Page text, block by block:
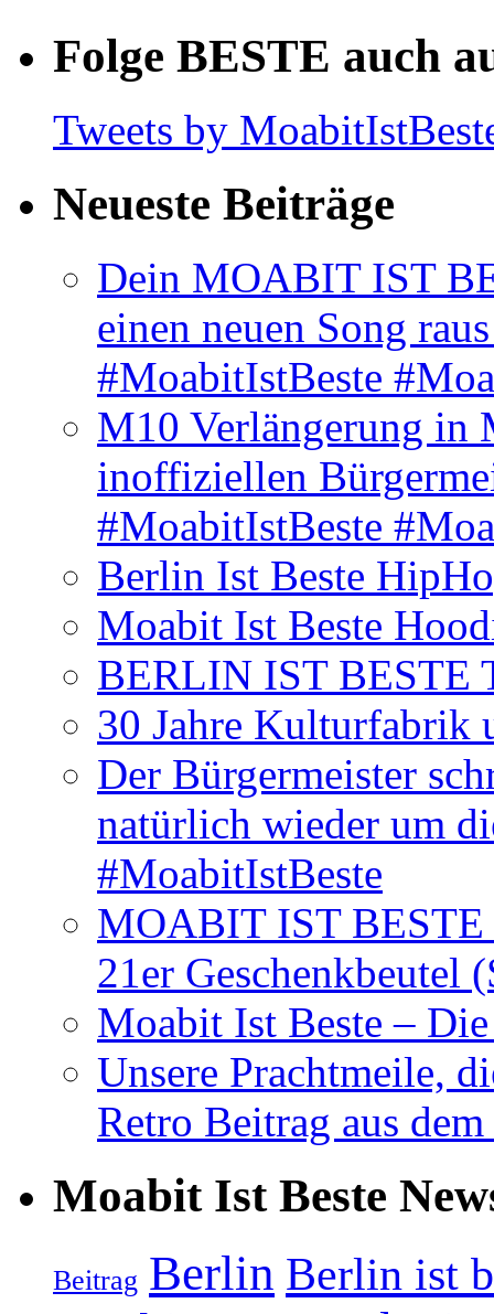
Folge BESTE auch
Tweets by
Neueste Beiträge
Dein MOABIT IST
einen neuen Song
#MoabitIstBeste
M10 Verlängerung in
inoffiziellen
#MoabitIstBeste
Berlin Ist Beste
Moabit Ist Beste
BERLIN IST BESTE
30 Jahre Kulturfabrik
Der Bürgermeister
natürlich wieder um
#MoabitIstBeste
MOABIT IST BESTE
21er Geschenkbeutel
Moabit Ist Beste –
Unsere Prachtmeile,
Retro Beitrag aus
Moabit Ist Beste
Beitrag Berlin Berlin ist